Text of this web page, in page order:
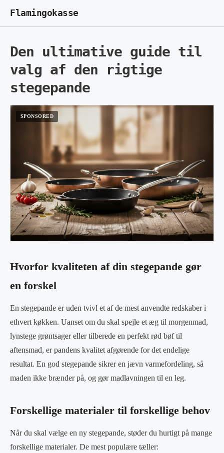
Flamingokasse
Den ultimative guide til
valg af den rigtige
stegepande
Hvorfor kvaliteten af din stegepande gør
en forskel
En stegepande er uden tvivl et af de mest anvendte redskaber i
ethvert køkken. Uanset om du skal spejle et æg til morgenmad,
lynstege grøntsager eller tilberede en perfekt rød bøf til
aftensmad, er pandens kvalitet afgørende for det endelige
resultat. En god stegepande sikrer en jævn varmefordeling, så
maden ikke brænder på, og gør madlavningen til en leg.
Forskellige materialer til forskellige behov
Når du skal vælge en ny stegepande, støder du hurtigt på mange
forskellige materialer. De mest populære tæller: